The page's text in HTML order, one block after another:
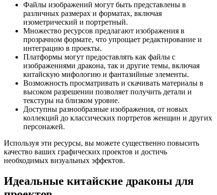
Файлы изображений могут быть представлены в
различных размерах и форматах, включая
изометрический и портретный.
Множество ресурсов предлагают изображения в
прозрачном формате, что упрощает редактирование и
интеграцию в проекты.
Платформы могут предоставлять как файлы с
изображениями дракона, так и другие темы, включая
китайскую мифологию и фантазийные элементы.
Возможность просматривать и скачивать материалы в
высоком разрешении позволяет получить детали и
текстуры на близком уровне.
Доступны разнообразные изображения, от новых
коллекций до классических портретов женщин и других
персонажей.
Используя эти ресурсы, вы можете существенно повысить
качество ваших графических проектов и достичь
необходимых визуальных эффектов.
Идеальные китайские драконы для